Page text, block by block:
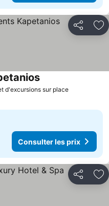
Partager
d'excursions sur placeConsulter
Consulter les prix
Consulter les prix
Partager